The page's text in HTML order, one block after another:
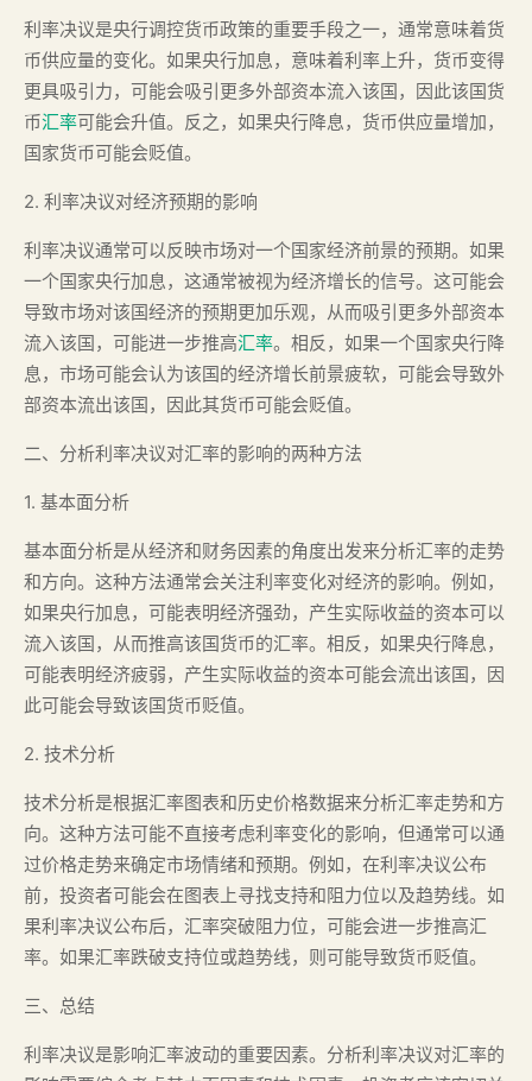
利率决议是央行调控货币政策的重要手段之一，通常意味着货
币供应量的变化。如果央行加息，意味着利率上升，货币变得
更具吸引力，可能会吸引更多外部资本流入该国，因此该国货
币汇率可能会升值。反之，如果央行降息，货币供应量增加，
国家货币可能会贬值。
2. 利率决议对经济预期的影响
利率决议通常可以反映市场对一个国家经济前景的预期。如果
一个国家央行加息，这通常被视为经济增长的信号。这可能会
导致市场对该国经济的预期更加乐观，从而吸引更多外部资本
流入该国，可能进一步推高汇率。相反，如果一个国家央行降
息，市场可能会认为该国的经济增长前景疲软，可能会导致外
部资本流出该国，因此其货币可能会贬值。
二、分析利率决议对汇率的影响的两种方法
1. 基本面分析
基本面分析是从经济和财务因素的角度出发来分析汇率的走势
和方向。这种方法通常会关注利率变化对经济的影响。例如，
如果央行加息，可能表明经济强劲，产生实际收益的资本可以
流入该国，从而推高该国货币的汇率。相反，如果央行降息，
可能表明经济疲弱，产生实际收益的资本可能会流出该国，因
此可能会导致该国货币贬值。
2. 技术分析
技术分析是根据汇率图表和历史价格数据来分析汇率走势和方
向。这种方法可能不直接考虑利率变化的影响，但通常可以通
过价格走势来确定市场情绪和预期。例如，在利率决议公布
前，投资者可能会在图表上寻找支持和阻力位以及趋势线。如
果利率决议公布后，汇率突破阻力位，可能会进一步推高汇
率。如果汇率跌破支持位或趋势线，则可能导致货币贬值。
三、总结
利率决议是影响汇率波动的重要因素。分析利率决议对汇率的